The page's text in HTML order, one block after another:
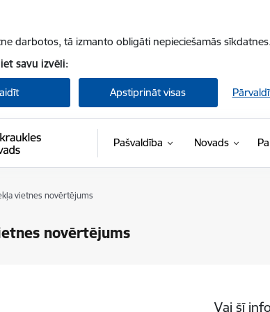
darbotos, tā izmanto obligāti nepieciešamās
savu izvēli:
Apstiprināt visas
Pašvaldība Novads
vietnes novērtējums
novērtējums
Vai šī